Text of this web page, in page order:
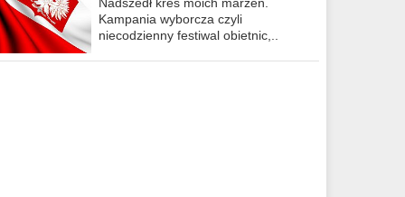
Kampania wyborcza czyli
niecodzienny festiwal obietnic,..